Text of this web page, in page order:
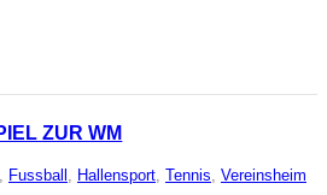
ZUR WM
, Fussball , Hallensport, Tennis, Vereinsheim